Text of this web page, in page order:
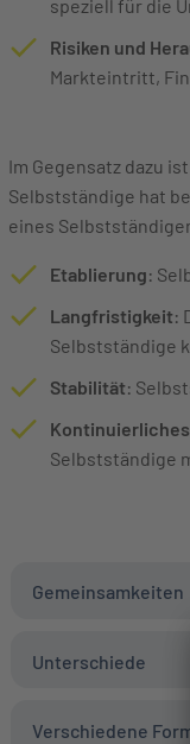
speziell für die
Risiken und
Markteintritt,
Im Gegensatz dazu
Selbstständige hat
eines
Etablierung:
Langfristigkeit:
Selbstständige
Stabilität:
Selbstständige
Gemeinsamkeiten
Unterschiede
Verschiedene